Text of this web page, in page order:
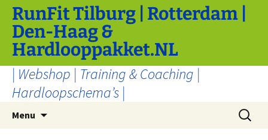
naar
inhoud
RunFit Tilburg | Rotterdam |
Den-Haag &
Hardlooppakket.NL
| Webshop | Training & Coaching |
Hardloopschema’s |
Menu
Zoeken
naar: